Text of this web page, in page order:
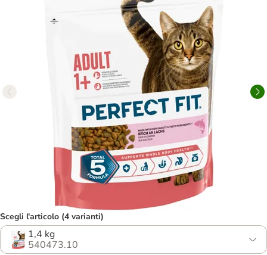
Scegli l'articolo (4 varianti)
1,4 kg
540473.10